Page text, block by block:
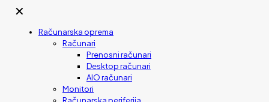
✕
Računarska oprema
Računari
Prenosni računari
Desktop računari
AIO računari
Monitori